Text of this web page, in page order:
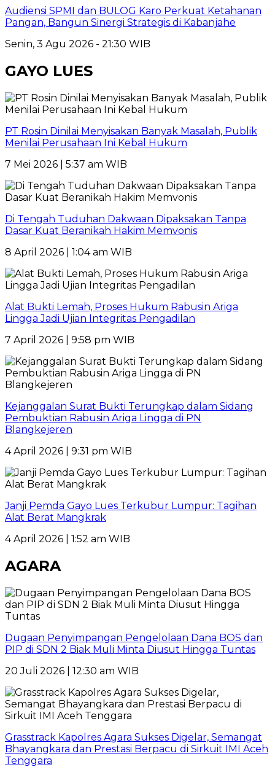
Audiensi SPMI dan BULOG Karo Perkuat Ketahanan
Pangan, Bangun Sinergi Strategis di Kabanjahe
Senin, 3 Agu 2026 - 21:30 WIB
GAYO LUES
PT Rosin Dinilai Menyisakan Banyak Masalah, Publik
Menilai Perusahaan Ini Kebal Hukum
7 Mei 2026 | 5:37 am WIB
Di Tengah Tuduhan Dakwaan Dipaksakan Tanpa
Dasar Kuat Beranikah Hakim Memvonis
8 April 2026 | 1:04 am WIB
Alat Bukti Lemah, Proses Hukum Rabusin Ariga
Lingga Jadi Ujian Integritas Pengadilan
7 April 2026 | 9:58 pm WIB
Kejanggalan Surat Bukti Terungkap dalam Sidang
Pembuktian Rabusin Ariga Lingga di PN
Blangkejeren
4 April 2026 | 9:31 pm WIB
Janji Pemda Gayo Lues Terkubur Lumpur: Tagihan
Alat Berat Mangkrak
4 April 2026 | 1:52 am WIB
AGARA
Dugaan Penyimpangan Pengelolaan Dana BOS dan
PIP di SDN 2 Biak Muli Minta Diusut Hingga Tuntas
20 Juli 2026 | 12:30 am WIB
Grasstrack Kapolres Agara Sukses Digelar, Semangat
Bhayangkara dan Prestasi Berpacu di Sirkuit IMI Aceh
Tenggara